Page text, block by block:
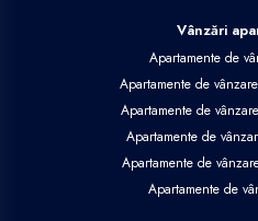
Vânzări
Apartamente de
Apartamente de
Apartamente de
Apartamente de
Apartamente de
Apartamente de